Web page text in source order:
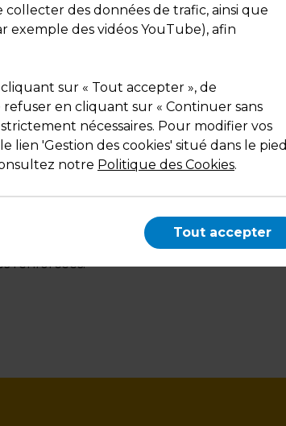
H 50 cm
renforcées.
des données de trafic, ainsi que
exemple des vidéos YouTube), afin
sur « Tout accepter », de
en cliquant sur « Continuer sans
nécessaires. Pour modifier vos
lien 'Gestion des cookies' situé dans le pied
notre Politique des Cookies.
Tout accepter